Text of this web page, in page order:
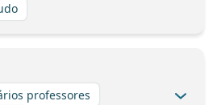
professores